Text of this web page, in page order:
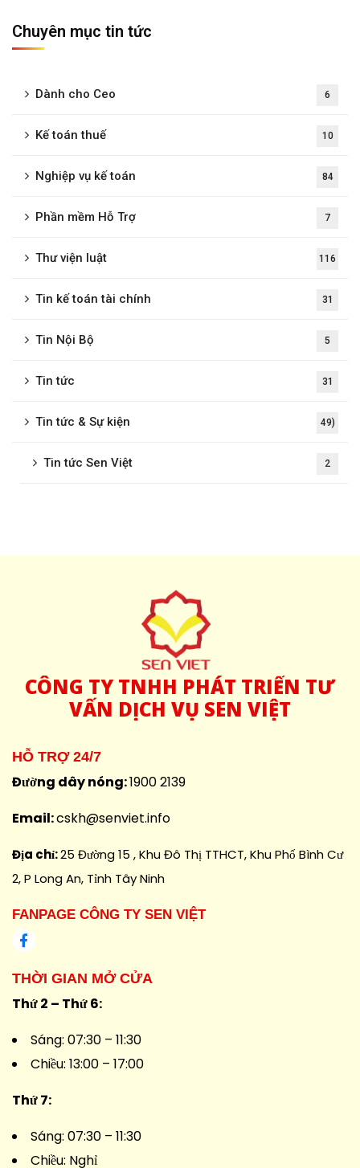
Chuyên mục tin tức
Dành cho Ceo 6
Kế toán thuế 10
Nghiệp vụ kế toán 84
Phần mềm Hỗ Trợ 7
Thư viện luật 116
Tin kế toán tài chính 31
Tin Nội Bộ 5
Tin tức 31
Tin tức & Sự kiện 49)
Tin tức Sen Việt 2
CÔNG TY TNHH PHÁT TRIỂN TƯ
VẤN DỊCH VỤ SEN VIỆT
HỖ TRỢ 24/7
Đường dây nóng:1900 2139
Email:cskh@senviet.info
Địa chỉ:25 Đường 15 , Khu Đô Thị TTHCT, Khu Phố Bình Cư
2, P Long An, Tỉnh Tây Ninh
FANPAGE CÔNG TY SEN VIỆT
THỜI GIAN MỞ CỬA
Thứ 2 – Thứ 6:
Sáng: 07:30 – 11:30
Chiều: 13:00 – 17:00
Thứ 7:
Sáng: 07:30 – 11:30
Chiều: Nghỉ